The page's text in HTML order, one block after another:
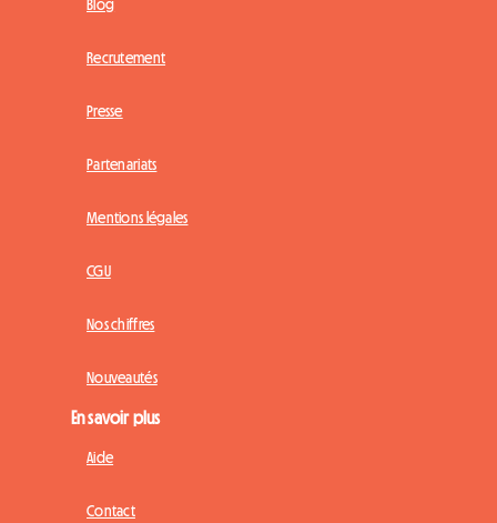
Blog
Recrutement
Presse
Partenariats
Mentions légales
CGU
Nos chiffres
Nouveautés
En savoir plus
Aide
Contact